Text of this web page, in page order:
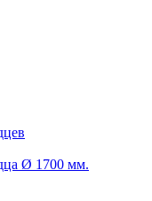
Ø 1700 мм.